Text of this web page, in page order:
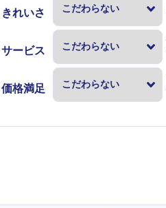
きれいさ
サービス
価格満足
度